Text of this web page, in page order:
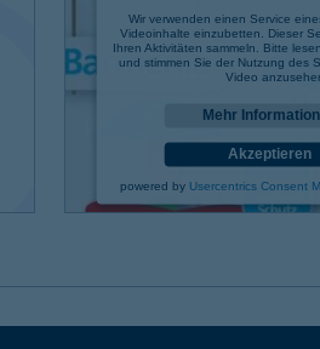
Wir verwenden einen Service
Videoinhalte einzubetten. Dieser
Ihren Aktivitäten sammeln. Bitte
und stimmen Sie der Nutzung des
Video
Mehr
Akzeptieren
powered by Usercentrics Consent